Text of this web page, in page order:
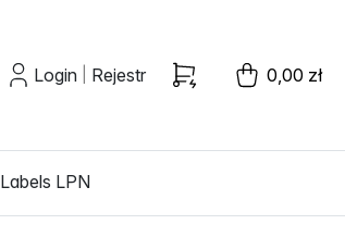
Login Rejestr 0,00 zł
Labels LPN